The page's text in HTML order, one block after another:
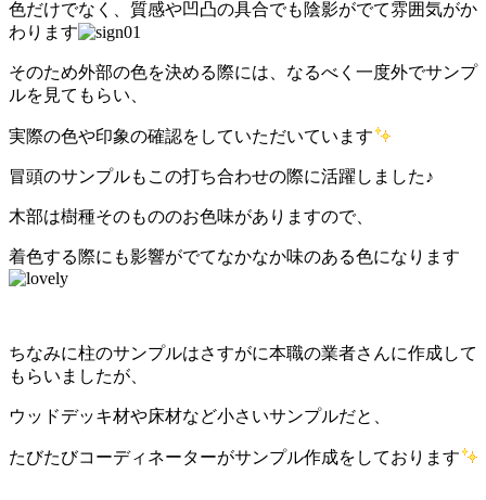
色だけでなく、質感や凹凸の具合でも陰影がでて雰囲気がか
わります
そのため外部の色を決める際には、なるべく一度外でサンプ
ルを見てもらい、
実際の色や印象の確認をしていただいています
冒頭のサンプルもこの打ち合わせの際に活躍しました♪
木部は樹種そのもののお色味がありますので、
着色する際にも影響がでてなかなか味のある色になります
ちなみに柱のサンプルはさすがに本職の業者さんに作成して
もらいましたが、
ウッドデッキ材や床材など小さいサンプルだと、
たびたびコーディネーターがサンプル作成をしております